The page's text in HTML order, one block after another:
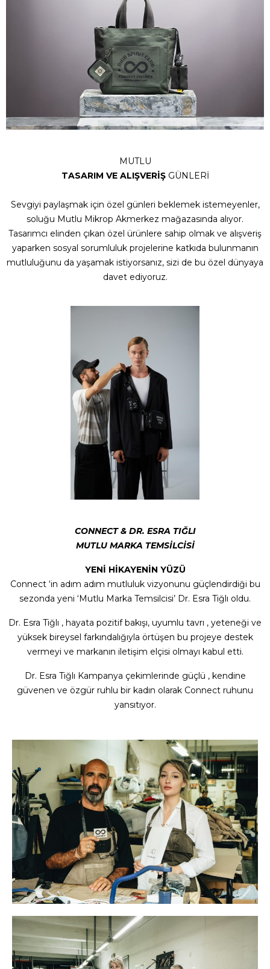
MUTLU
TASARIM VE ALIŞVERİŞ GÜNLERİ
Sevgiyi paylaşmak için özel günleri beklemek istemeyenler,
soluğu Mutlu Mikrop Akmerkez mağazasında alıyor.
Tasarımcı elinden çıkan özel ürünlere sahip olmak ve alışveriş
yaparken sosyal sorumluluk projelerine katkıda bulunmanın
mutluluğunu da yaşamak istiyorsanız, sizi de bu özel dünyaya
davet ediyoruz.
CONNECT & DR. ESRA TIĞLI
MUTLU MARKA TEMSİLCİSİ
YENİ HİKAYENİN YÜZÜ
Connect ‘in adım adım mutluluk vizyonunu güçlendirdiği bu
sezonda yeni ‘Mutlu Marka Temsilcisi’ Dr. Esra Tiğlı oldu.
Dr. Esra Tiğlı , hayata pozitif bakışı, uyumlu tavrı , yeteneği ve
yüksek bireysel farkındalığıyla örtüşen bu projeye destek
vermeyi ve markanın iletişim elçisi olmayı kabul etti.
Dr. Esra Tiğlı Kampanya çekimlerinde güçlü , kendine
güvenen ve özgür ruhlu bir kadın olarak Connect ruhunu
yansıtıyor.